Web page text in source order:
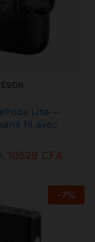
Lite –
fil avec
10529 CFA
-7%